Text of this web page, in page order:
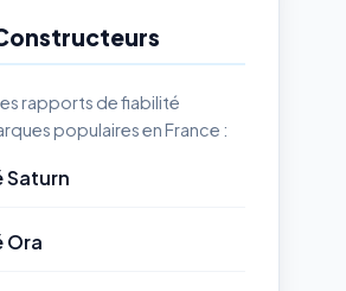
rapports de fiabilité
populaires en France :
Saturn
Ora